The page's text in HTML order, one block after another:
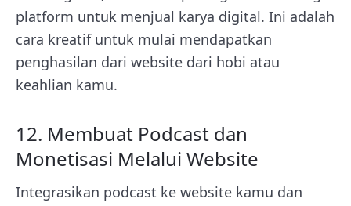
platform untuk menjual karya digital. Ini adalah
cara kreatif untuk mulai mendapatkan
penghasilan dari website dari hobi atau
keahlian kamu.
12. Membuat Podcast dan
Monetisasi Melalui Website
Integrasikan podcast ke website kamu dan